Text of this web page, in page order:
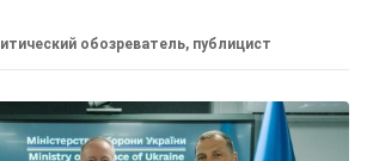
обозреватель, публицист